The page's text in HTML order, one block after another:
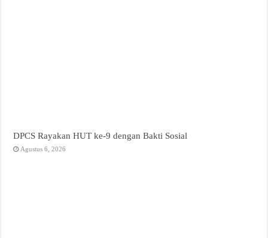
DPCS Rayakan HUT ke-9 dengan Bakti Sosial
Agustus 6, 2026